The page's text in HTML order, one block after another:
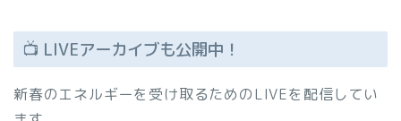
📺 LIVEアーカイブも公開中！
新春のエネルギーを受け取るためのLIVEを配信してい